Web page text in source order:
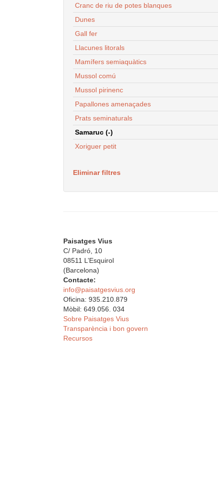
Cranc de riu de potes blanques
Dunes
Gall fer
Llacunes litorals
Mamífers semiaquàtics
Mussol comú
Mussol pirinenc
Papallones amenaçades
Prats seminaturals
Samaruc (-)
Xoriguer petit
Eliminar filtres
Paisatges Vius
C/ Padró, 10
08511 L’Esquirol
(Barcelona)
Contacte:
info@paisatgesvius.org
Oficina: 935.210.879
Mòbil: 649.056. 034
Sobre Paisatges Vius
Transparència i bon govern
Recursos